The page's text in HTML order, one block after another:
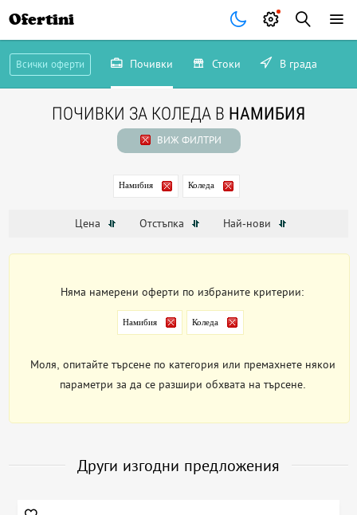
Ofertini
Всички оферти Почивки Стоки В града
ПОЧИВКИ ЗА КОЛЕДА В НАМИБИЯ
ВИЖ ФИЛТРИ
Намибия Коледа
Цена Отстъпка Най-нови
Няма намерени оферти по избраните критерии:
Намибия Коледа
Моля, опитайте търсене по категория или премахнете някои
параметри за да се разшири обхвата на търсене.
Други изгодни предложения